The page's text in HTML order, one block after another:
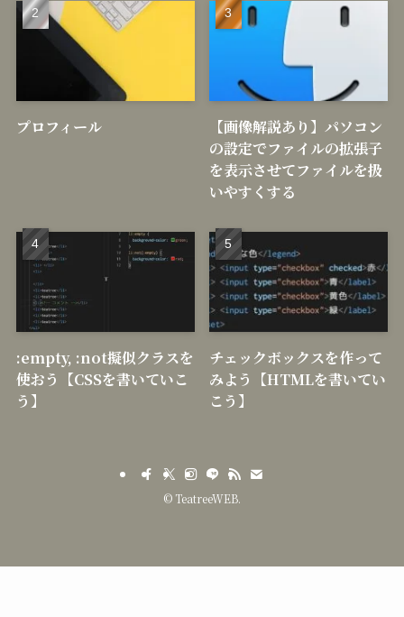
プロフィール
【画像解説あり】パソコン
の設定でファイルの拡張子
を表示させてファイルを扱
いやすくする
:empty, :not擬似クラスを
使おう【CSSを書いていこ
う】
チェックボックスを作って
みよう【HTMLを書いてい
こう】
© TeatreeWEB.